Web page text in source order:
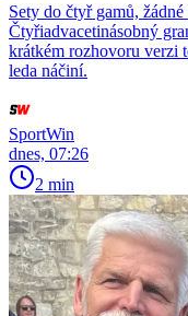
Sety do čtyř gamů,
Čtyřiadvacetinásobný
krátkém rozhovoru verzi
leda náčiní.
SportWin
dnes, 07:26
2 min